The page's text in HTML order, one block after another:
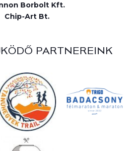
Borbolt Kft.
Chip-Art Bt.
PARTNEREINK